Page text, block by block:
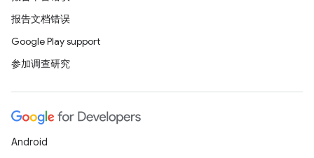
报告文档错误
Google Play support
参加调查研究
Android